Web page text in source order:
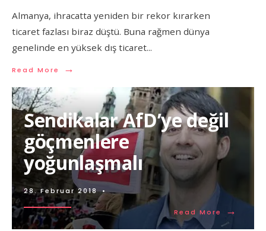
Almanya, ihracatta yeniden bir rekor kırarken
ticaret fazlası biraz düştü. Buna rağmen dünya
genelinde en yüksek dış ticaret...
Read More →
Sendikalar AfD’ye değil
göçmenlere
yoğunlaşmalı
28. Februar 2018 •
Read More →